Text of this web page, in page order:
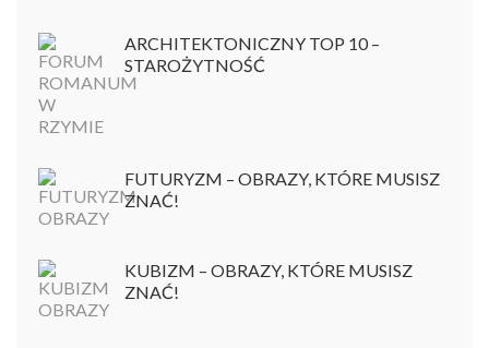
ARCHITEKTONICZNY TOP 10 –
STAROŻYTNOŚĆ
FUTURYZM – OBRAZY, KTÓRE MUSISZ
ZNAĆ!
KUBIZM – OBRAZY, KTÓRE MUSISZ
ZNAĆ!